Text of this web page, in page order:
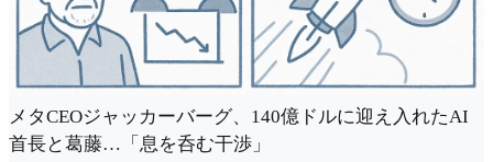
メタCEOジャッカーバーグ、140億ドルに迎え入れたAI
首長と葛藤…「息を呑む干渉」